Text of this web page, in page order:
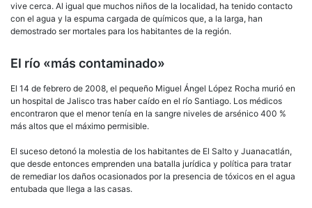
vive cerca. Al igual que muchos niños de la localidad, ha tenido contacto
con el agua y la espuma cargada de químicos que, a la larga, han
demostrado ser mortales para los habitantes de la región.
El río «más contaminado»
El 14 de febrero de 2008, el pequeño Miguel Ángel López Rocha murió en
un hospital de Jalisco tras haber caído en el río Santiago. Los médicos
encontraron que el menor tenía en la sangre niveles de arsénico 400 %
más altos que el máximo permisible.
El suceso detonó la molestia de los habitantes de El Salto y Juanacatlán,
que desde entonces emprenden una batalla jurídica y política para tratar
de remediar los daños ocasionados por la presencia de tóxicos en el agua
entubada que llega a las casas.